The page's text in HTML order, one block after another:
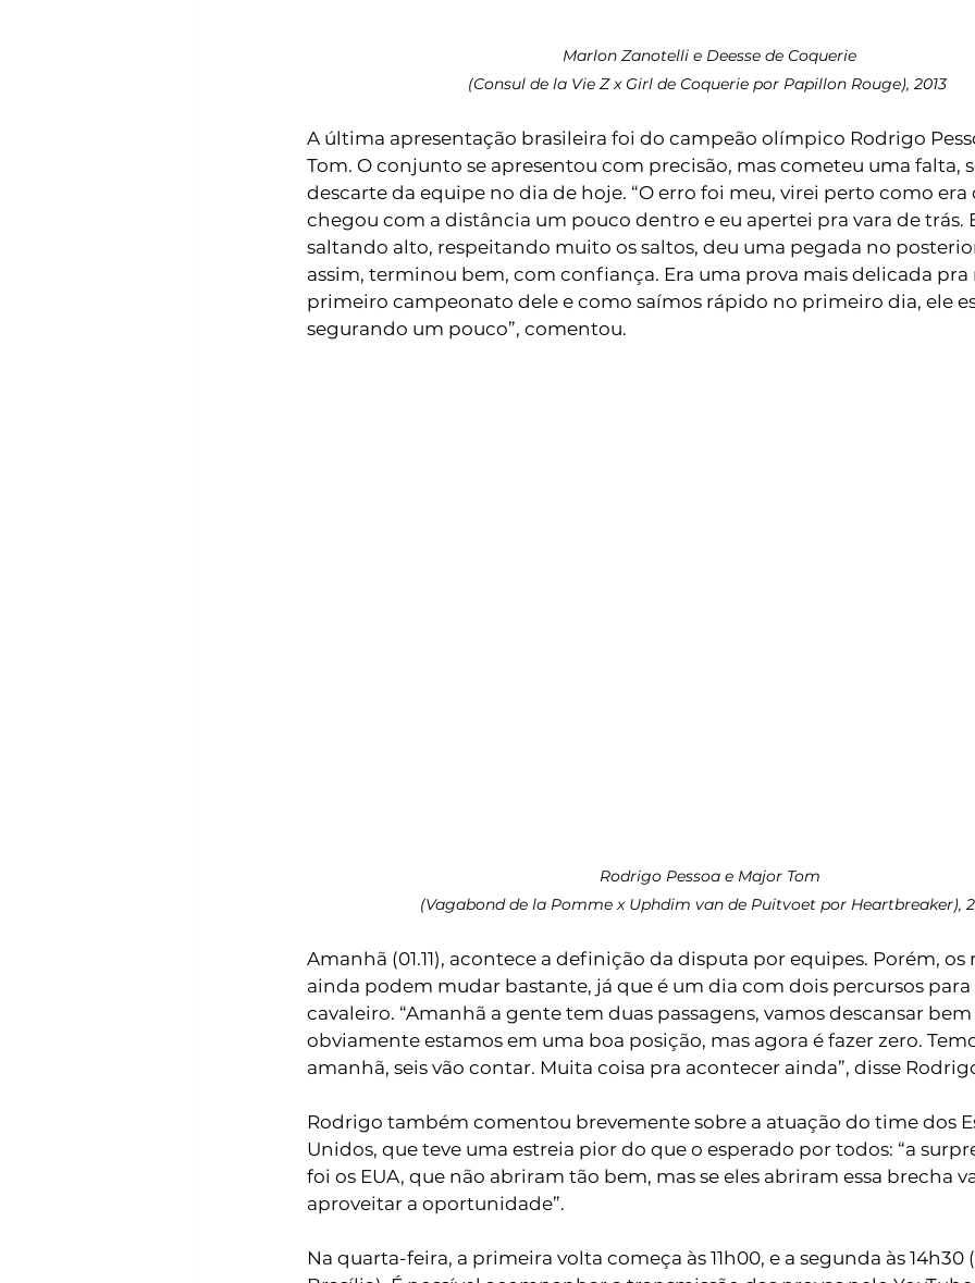
Marlon Zanotelli e Deesse de Coquerie
(Consul de la Vie Z x Girl de Coquerie por Papillon Rouge), 2013
A última apresentação brasileira foi do campeão olímpico Rodrigo
Tom. O conjunto se apresentou com precisão, mas cometeu uma falta,
descarte da equipe no dia de hoje. “O erro foi meu, virei perto como era
chegou com a distância um pouco dentro e eu apertei pra vara de trás.
saltando alto, respeitando muito os saltos, deu uma pegada no
assim, terminou bem, com confiança. Era uma prova mais delicada pra
primeiro campeonato dele e como saímos rápido no primeiro dia, ele
segurando um pouco”, comentou.
Rodrigo Pessoa e Major Tom
(Vagabond de la Pomme x Uphdim van de Puitvoet por Heartbreaker),
Amanhã (01.11), acontece a definição da disputa por equipes. Porém, os
ainda podem mudar bastante, já que é um dia com dois percursos para
cavaleiro. “Amanhã a gente tem duas passagens, vamos descansar bem
obviamente estamos em uma boa posição, mas agora é fazer zero.
amanhã, seis vão contar. Muita coisa pra acontecer ainda”, disse
Rodrigo também comentou brevemente sobre a atuação do time dos
Unidos, que teve uma estreia pior do que o esperado por todos: “a
foi os EUA, que não abriram tão bem, mas se eles abriram essa brecha
aproveitar a oportunidade”.
Na quarta-feira, a primeira volta começa às 11h00, e a segunda às 14h30